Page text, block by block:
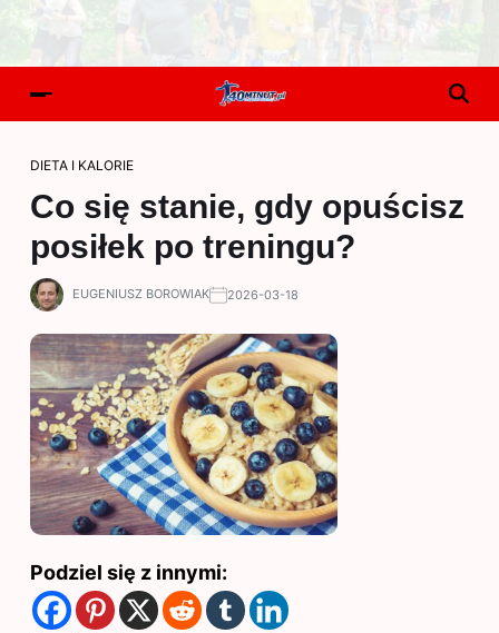
DIETA I KALORIE
Co się stanie, gdy opuścisz
posiłek po treningu?
EUGENIUSZ BOROWIAK 2026-03-18
Podziel się z innymi: